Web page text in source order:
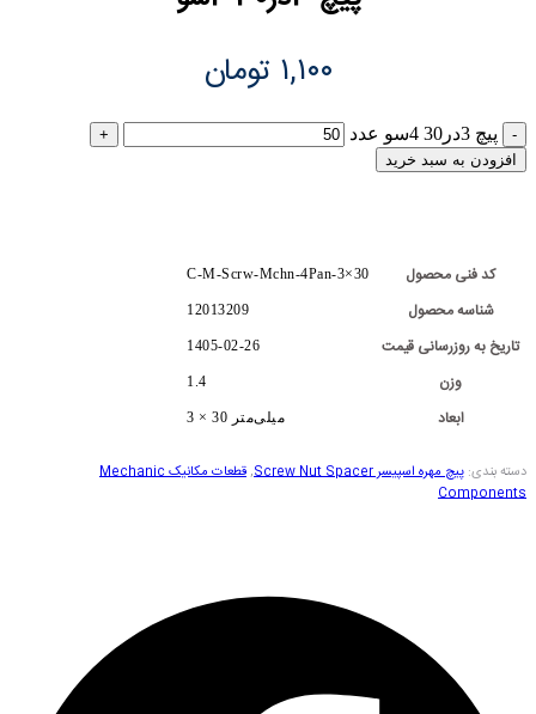
۱,۱۰۰ تومان
پیچ 3در30 4سو عدد
افزودن به سبد خرید
کد فنی محصول C-M-Scrw-Mchn-4Pan-3×30
شناسه محصول 12013209
تاریخ به روزرسانی قیمت 1405-02-26
وزن 1.4
ابعاد 3 × 30 میلی‌متر
دسته بندی: پیچ مهره اسپیسر Screw Nut Spacer ,
قطعات مکانیک Mechanic
Components